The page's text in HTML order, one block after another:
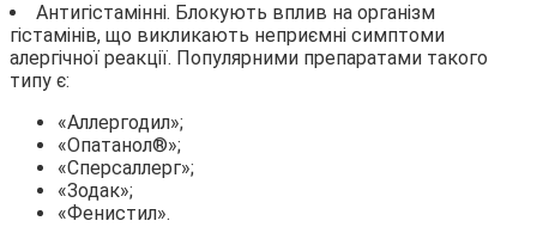
Антигістамінні. Блокують вплив на організм
гістамінів, що викликають неприємні симптоми
алергічної реакції. Популярними препаратами такого
типу є:
«Аллергодил»;
«Опатанол®»;
«Сперсаллерг»;
«Зодак»;
«Фенистил».